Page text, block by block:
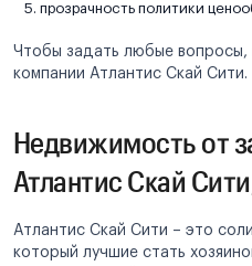
прозрачность политики
Чтобы задать любые вопросы,
компании Атлантис Скай Сити.
Недвижимость от
Атлантис Скай
Атлантис Скай Сити – это
который лучшие стать